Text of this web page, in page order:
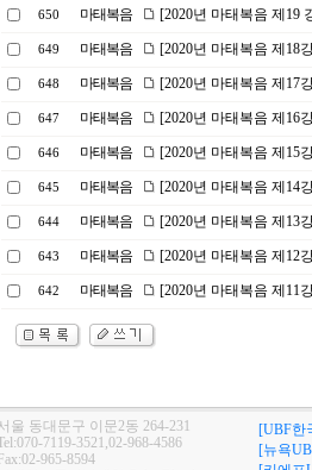
650 마태복음 [2020년 마태복음 제19
649 마태복음 [2020년 마태복음 제18
648 마태복음 [2020년 마태복음 제17
647 마태복음 [2020년 마태복음 제16
646 마태복음 [2020년 마태복음 제15
645 마태복음 [2020년 마태복음 제14
644 마태복음 [2020년 마태복음 제13
643 마태복음 [2020년 마태복음 제12
642 마태복음 [2020년 마태복음 제11
울 동대문구 이문2동 264-231
7119-3521,02-968-4586
Fax:02-965-8594
[UBF한
[뉴욕